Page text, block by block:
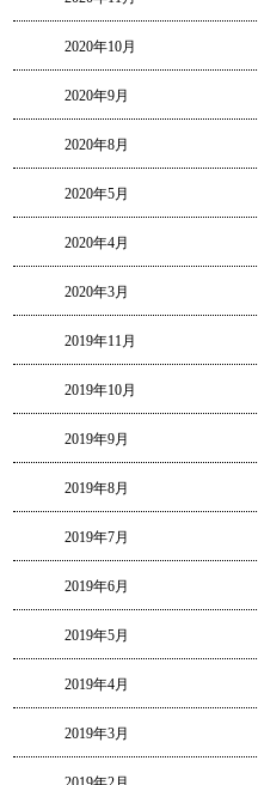
2020年10月
2020年9月
2020年8月
2020年5月
2020年4月
2020年3月
2019年11月
2019年10月
2019年9月
2019年8月
2019年7月
2019年6月
2019年5月
2019年4月
2019年3月